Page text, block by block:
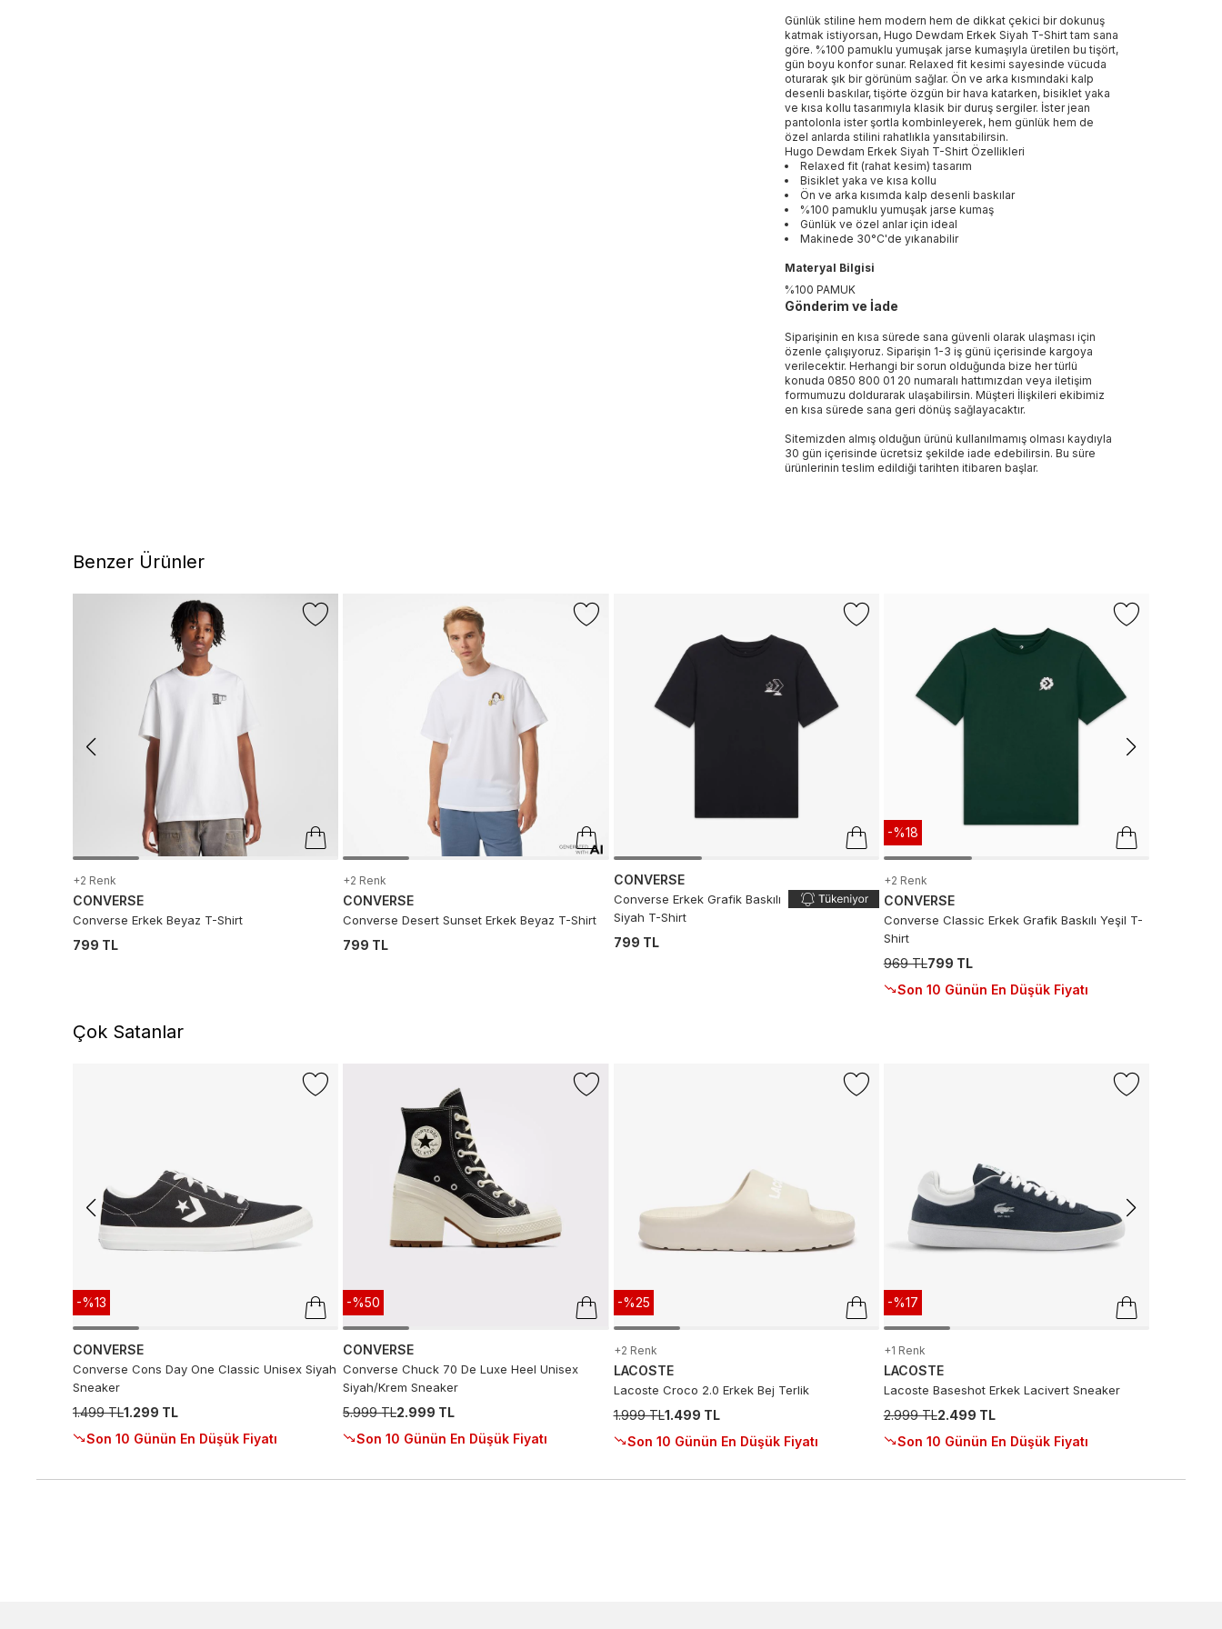
Günlük stiline hem modern hem de dikkat çekici bir dokunuş
katmak istiyorsan, Hugo Dewdam Erkek Siyah T-Shirt tam sana
göre. %100 pamuklu yumuşak jarse kumaşıyla üretilen bu tişört,
gün boyu konfor sunar. Relaxed fit kesimi sayesinde vücuda
oturarak şık bir görünüm sağlar. Ön ve arka kısmındaki kalp
desenli baskılar, tişörte özgün bir hava katarken, bisiklet yaka
ve kısa kollu tasarımıyla klasik bir duruş sergiler. İster jean
pantolonla ister şortla kombinleyerek, hem günlük hem de
özel anlarda stilini rahatlıkla yansıtabilirsin.
Hugo Dewdam Erkek Siyah T-Shirt Özellikleri
Relaxed fit (rahat kesim) tasarım
Bisiklet yaka ve kısa kollu
Ön ve arka kısımda kalp desenli baskılar
%100 pamuklu yumuşak jarse kumaş
Günlük ve özel anlar için ideal
Makinede 30°C'de yıkanabilir
Materyal Bilgisi
%100 PAMUK
Gönderim ve İade
Siparişinin en kısa sürede sana güvenli olarak ulaşması için
özenle çalışıyoruz. Siparişin 1-3 iş günü içerisinde kargoya
verilecektir. Herhangi bir sorun olduğunda bize her türlü
konuda 0850 800 01 20 numaralı hattımızdan veya iletişim
formumuzu doldurarak ulaşabilirsin. Müşteri İlişkileri ekibimiz
en kısa sürede sana geri dönüş sağlayacaktır.
Sitemizden almış olduğun ürünü kullanılmamış olması kaydıyla
30 gün içerisinde ücretsiz şekilde iade edebilirsin. Bu süre
ürünlerinin teslim edildiği tarihten itibaren başlar.
Benzer Ürünler
+2 Renk
CONVERSE
Converse Erkek Beyaz T-Shirt
799 TL
+2 Renk
CONVERSE
Converse Desert Sunset Erkek Beyaz T-Shirt
799 TL
CONVERSE
Converse Erkek Grafik Baskılı
Siyah T-Shirt
799 TL
-%18
+2 Renk
CONVERSE
Converse Classic Erkek Grafik Baskılı Yeşil T-
Shirt
969 TL799 TL
Son 10 Günün En Düşük Fiyatı
Çok Satanlar
-%13
CONVERSE
Converse Cons Day One Classic Unisex Siyah
Sneaker
1.499 TL1.299 TL
Son 10 Günün En Düşük Fiyatı
-%50
CONVERSE
Converse Chuck 70 De Luxe Heel Unisex
Siyah/Krem Sneaker
5.999 TL2.999 TL
Son 10 Günün En Düşük Fiyatı
-%25
+2 Renk
LACOSTE
Lacoste Croco 2.0 Erkek Bej Terlik
1.999 TL1.499 TL
Son 10 Günün En Düşük Fiyatı
-%17
+1 Renk
LACOSTE
Lacoste Baseshot Erkek Lacivert Sneaker
2.999 TL2.499 TL
Son 10 Günün En Düşük Fiyatı